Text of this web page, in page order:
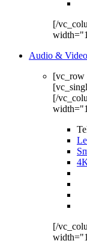
[/
Audio & Video
[vc_row
[/
[/